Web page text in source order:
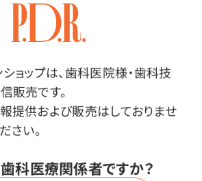
ョップは、歯科医院様・歯科技
販売です。
提供および販売はしておりませ
さい。
科医療関係者ですか？